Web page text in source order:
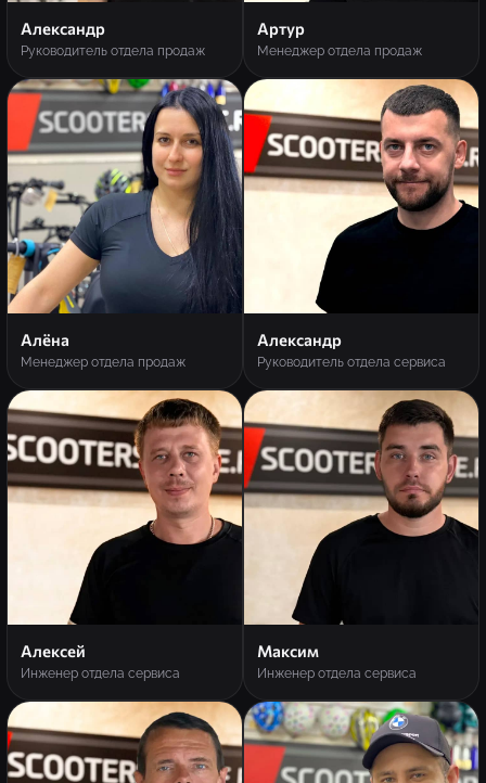
Александр
Руководитель отдела продаж
Артур
Менеджер отдела продаж
Алёна
Менеджер отдела продаж
Александр
Руководитель отдела сервиса
Алексей
Инженер отдела сервиса
Максим
Инженер отдела сервиса